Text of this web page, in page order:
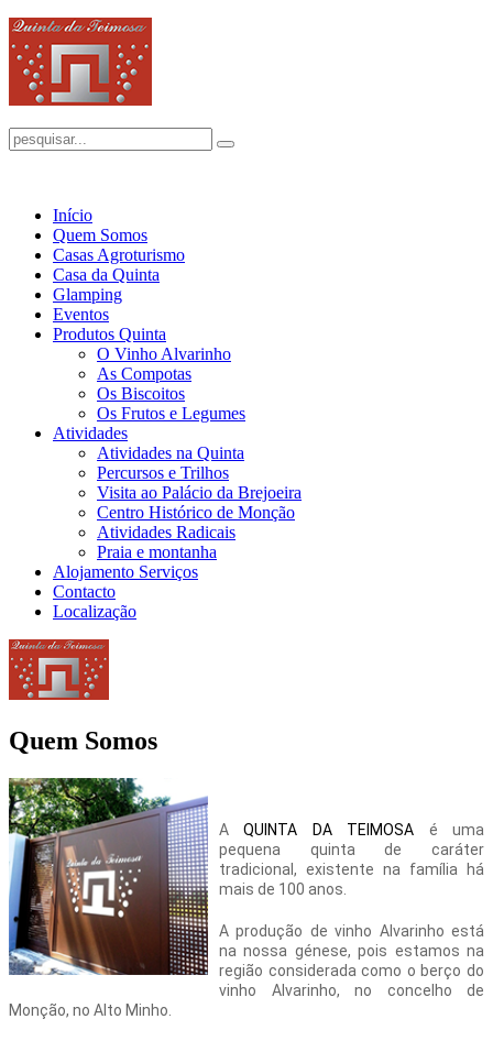
Início
Quem Somos
Casas Agroturismo
Casa da Quinta
Glamping
Eventos
Produtos Quinta
O Vinho Alvarinho
As Compotas
Os Biscoitos
Os Frutos e Legumes
Atividades
Atividades na Quinta
Percursos e Trilhos
Visita ao Palácio da Brejoeira
Centro Histórico de Monção
Atividades Radicais
Praia e montanha
Alojamento Serviços
Contacto
Localização
Quem Somos
AQUINTA DA TEIMOSA é uma
pequena quinta de caráter
tradicional, existente na família há
mais de 100 anos.
A produção de vinho Alvarinho está
na nossa génese, pois estamos na
região considerada como o berço do
vinho Alvarinho, no concelho de
Monção, no Alto Minho.